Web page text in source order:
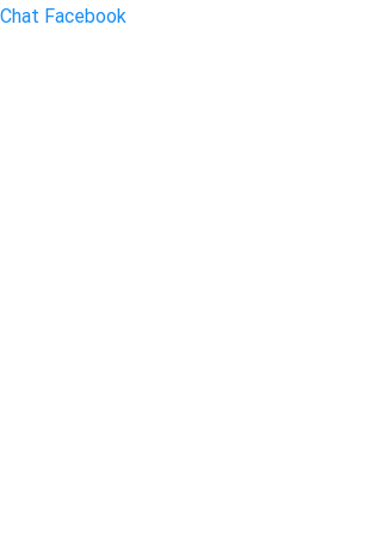
Chat Facebook